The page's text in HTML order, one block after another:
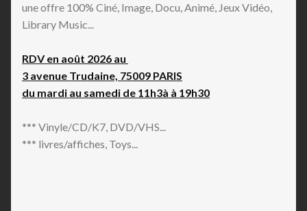
une offre 100% Ciné, Image, Docu, Animé, Jeux Vidéo,
Library Music...
RDV en août 2026 au
3 avenue Trudaine, 75009 PARIS
du mardi au samedi de 11h3à à 19h30
*** Vinyle/CD/K7, DVD/VHS...
*** livres/affiches, Toys...